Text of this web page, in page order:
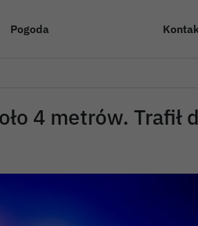
Pogoda
4 metrów. Trafił